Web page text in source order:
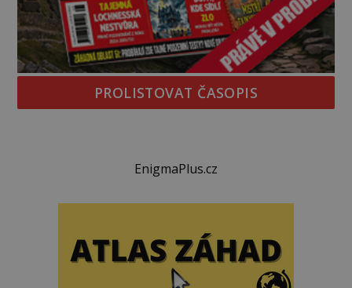
PROLISTOVAT ČASOPIS
EnigmaPlus.cz